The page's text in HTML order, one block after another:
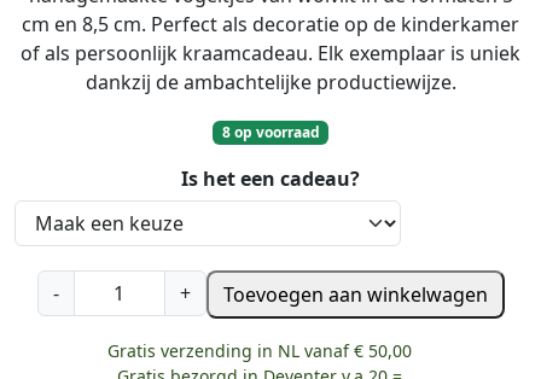
cm en 8,5 cm. Perfect als decoratie op de kinderkamer
of als persoonlijk kraamcadeau. Elk exemplaar is uniek
dankzij de ambachtelijke productiewijze.
8 op voorraad
Is het een cadeau?
-
r
+ Toevoegen aan winkelwagen
Gratis verzending in NL vanaf € 50,00